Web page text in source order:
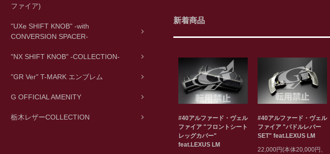
ファイア)
"UXe SHIFT KNOB" -with
CONVERSION SPACER-
"NX SHIFT KNOB" -COLLECTION-
"GR Ver" T-MARK エンブレム
G OFFICIAL AMENITY
栃木レザーCOLLECTION
新着商品
#40アルファード・ヴェル
ファイア "フロントシート
レッグカバー"
feat.LEXUS LM
#40アルファード・ヴェル
ファイア "パドルレバー
SET" feat.LEXUS LM
22,000円(本体20,000円、